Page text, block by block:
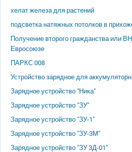
хелат железа для растений
подсветка натяжных потолков в
Получение второго гражданства или
Евросоюзе
ПАРКС 008
Устройство зарядное для
Зарядное устройство "Ника"
Зарядное устройство "ЗУ"
Зарядное устройство "ЗУ-1"
Зарядное устройство "ЗУ-3М"
Зарядное устройство "ЗУ 3Д-01"